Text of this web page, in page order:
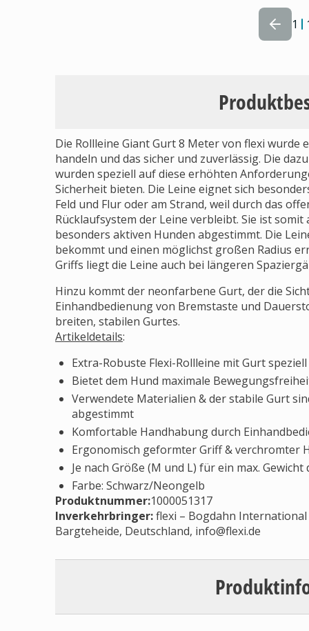
1
Die Rollleine Giant Gurt 8 Meter von flexi
handeln und das sicher und zuverlässig. Die
wurden speziell auf diese erhöhten
Sicherheit bieten. Die Leine eignet sich
Feld und Flur oder am Strand, weil durch das
Rücklaufsystem der Leine verbleibt. Sie ist
besonders aktiven Hunden abgestimmt. Die
bekommt und einen möglichst großen Radius
Griffs liegt die Leine auch bei längeren
Hinzu kommt der neonfarbene Gurt, der die
Einhandbedienung von Bremstaste und
breiten, stabilen Gurtes.
Artikeldetails:
Extra-Robuste Flexi-Rollleine mit Gurt
Bietet dem Hund maximale
Verwendete Materialien & der stabile Gurt
abgestimmt
Komfortable Handhabung durch
Ergonomisch geformter Griff & verchromter
Je nach Größe (M und L) für ein max.
Farbe: Schwarz/Neongelb
Produktnummer:1000051317
Inverkehrbringer:flexi – Bogdahn International
Bargteheide, Deutschland, info@flexi.de